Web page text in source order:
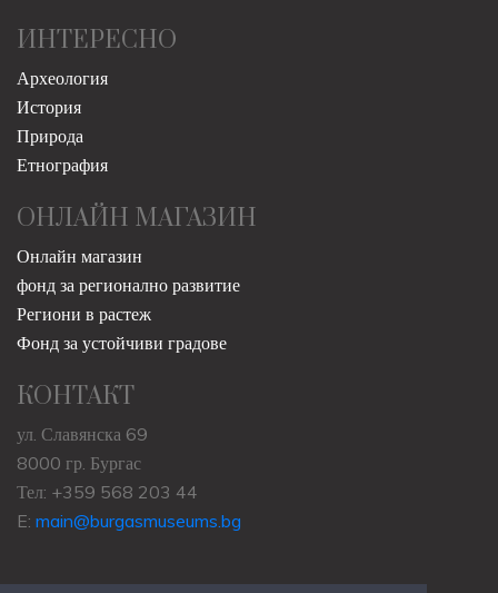
ИНТЕРЕСНО
Археология
История
Природа
Етнография
ОНЛАЙН МАГАЗИН
Онлайн магазин
фонд за регионално развитие
Региони в растеж
Фонд за устойчиви градове
КОНТАКТ
ул. Славянска 69
8000 гр. Бургас
Тел: +359 568 203 44
E: main@burgasmuseums.bg